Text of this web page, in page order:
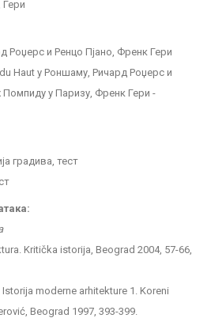
Роџерс и Ренцо Пјано, Френк Гери
Haut у Роншаму, Ричард Роџерс и
у Паризу, Френк Гери -
градива, тест
Kritička istorija, Beograd 2004, 57-66,
moderne arhitekture 1. Koreni
Beograd 1997, 393-399.